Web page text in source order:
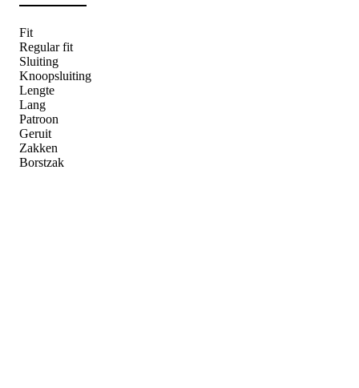
Fit
Regular fit
Sluiting
Knoopsluiting
Lengte
Lang
Patroon
Geruit
Zakken
Borstzak